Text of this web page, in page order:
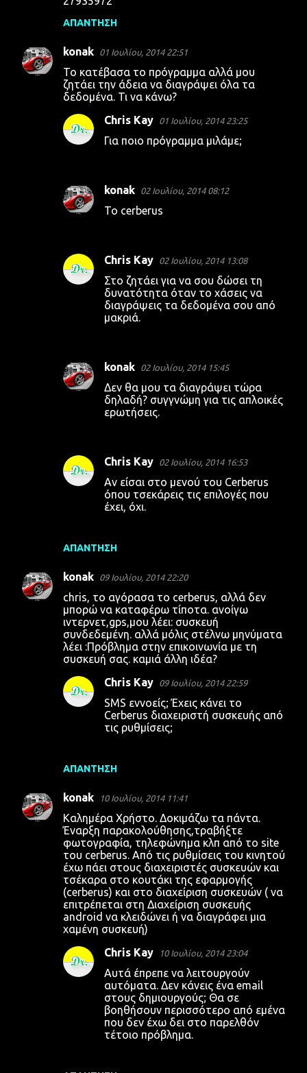
ΑΠΆΝΤΗΣΗ
konak 01 Ιουλίου, 2014 22:51
Το κατέβασα το πρόγραμμα αλλά μου
ζητάει την άδεια να διαγράψει όλα τα
δεδομένα. Τι να κάνω?
ΑΠΆΝΤΗΣΗ
Chris Kay 01 Ιουλίου, 2014 23:25
Για ποιο πρόγραμμα μιλάμε;
konak 02 Ιουλίου, 2014 08:12
Το cerberus
Chris Kay 02 Ιουλίου, 2014 13:08
Στο ζητάει για να σου δώσει τη
δυνατότητα όταν το χάσεις να
διαγράψεις τα δεδομένα σου από
μακριά.
konak 02 Ιουλίου, 2014 15:45
Δεν θα μου τα διαγράψει τώρα
δηλαδή? συγγνώμη για τις απλοικές
ερωτήσεις.
Chris Kay 02 Ιουλίου, 2014 16:53
Αν είσαι στο μενού του Cerberus
όπου τσεκάρεις τις επιλογές που
έχει, όχι.
konak 09 Ιουλίου, 2014 22:20
chris, το αγόρασα το cerberus, αλλά δεν
μπορώ να καταφέρω τίποτα. ανοίγω
ιντερνετ,gps,μου λέει: συσκευή
συνδεδεμένη. αλλά μόλις στέλνω μηνύματα
λέει :Πρόβλημα στην επικοινωνία με τη
συσκευή σας. καμιά άλλη ιδέα?
ΑΠΆΝΤΗΣΗ
Chris Kay 09 Ιουλίου, 2014 22:59
SMS εννοείς; Έχεις κάνει το
Cerberus διαχειριστή συσκευής από
τις ρυθμίσεις;
konak 10 Ιουλίου, 2014 11:41
Καλημέρα Χρήστο. Δοκιμάζω τα πάντα.
Έναρξη παρακολούθησης,τραβήξτε
φωτογραφία, τηλεφώνημα κλπ από το site
του cerberus. Από τις ρυθμίσεις του κινητού
έχω πάει στους διαχειριστές συσκευών και
τσέκαρα στο κουτάκι της εφαρμογής
(cerberus) και στο διαχείριση συσκευών ( να
επιτρέπεται στη Διαχείριση συσκευής
android να κλειδώνει ή να διαγράφει μια
χαμένη συσκευή)
Chris Kay 10 Ιουλίου, 2014 23:04
Αυτά έπρεπε να λειτουργούν
αυτόματα. Δεν κάνεις ένα email
στους δημιουργούς; Θα σε
βοηθήσουν περισσότερο από εμένα
που δεν έχω δει στο παρελθόν
τέτοιο πρόβλημα.
This site uses cookies from Google to deliver its services
and to analyze traffic. Your IP address and user-agent are
shared with Google along with performance and security
metrics to ensure quality of service, generate usage
statistics, and to detect and address abuse.